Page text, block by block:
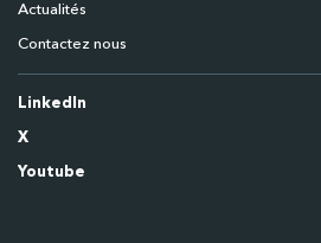
Actualités
Contactez nous
LinkedIn
X
Youtube